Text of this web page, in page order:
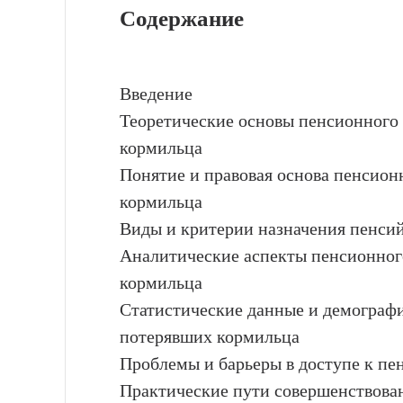
Содержание
Введение
Теоретические основы
кормильца
Понятие и правовая основа
кормильца
Виды и критерии назначения
Аналитические аспекты
кормильца
Статистические данные и
потерявших кормильца
Проблемы и барьеры в доступе к
Практические пути